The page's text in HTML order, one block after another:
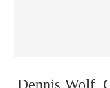
Dennis Wolf,